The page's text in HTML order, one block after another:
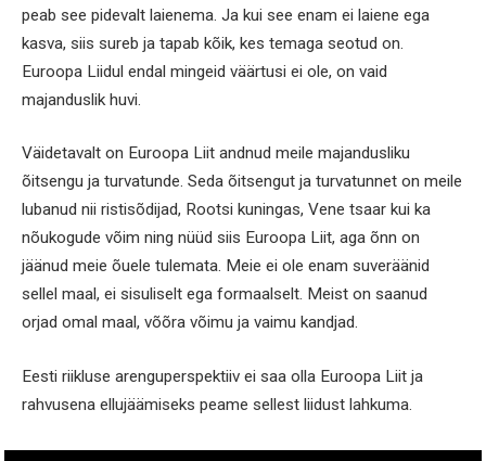
peab see pidevalt laienema. Ja kui see enam ei laiene ega
kasva, siis sureb ja tapab kõik, kes temaga seotud on.
Euroopa Liidul endal mingeid väärtusi ei ole, on vaid
majanduslik huvi.
Väidetavalt on Euroopa Liit andnud meile majandusliku
õitsengu ja turvatunde. Seda õitsengut ja turvatunnet on meile
lubanud nii ristisõdijad, Rootsi kuningas, Vene tsaar kui ka
nõukogude võim ning nüüd siis Euroopa Liit, aga õnn on
jäänud meie õuele tulemata. Meie ei ole enam suveräänid
sellel maal, ei sisuliselt ega formaalselt. Meist on saanud
orjad omal maal, võõra võimu ja vaimu kandjad.
Eesti riikluse arenguperspektiiv ei saa olla Euroopa Liit ja
rahvusena ellujäämiseks peame sellest liidust lahkuma.